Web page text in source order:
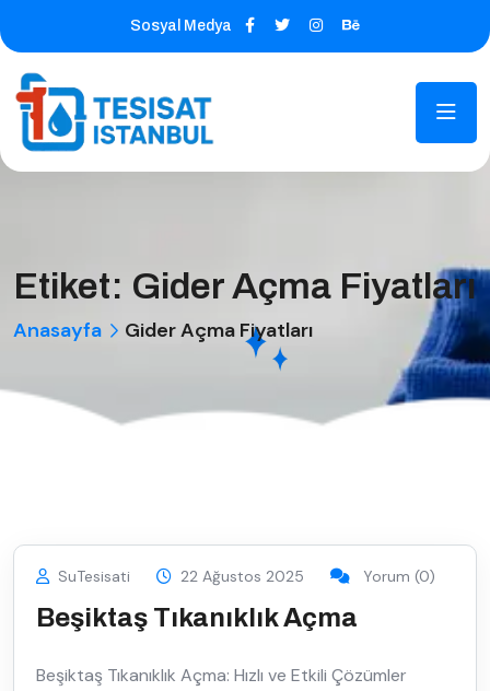
Sosyal Medya
Etiket: Gider Açma Fiyatları
Anasayfa Gider Açma Fiyatları
SuTesisati 22 Ağustos 2025 Yorum (0)
Beşiktaş Tıkanıklık Açma
Beşiktaş Tıkanıklık Açma: Hızlı ve Etkili Çözümler